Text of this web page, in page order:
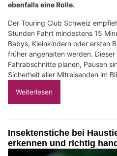
ebenfalls eine Rolle.
Der Touring Club Schweiz
Stunden Fahrt mindestens 15
Babys, Kleinkindern oder ersten
früher angehalten werden.
Fahrabschnitte planen, Pausen
Sicherheit aller Mitreisenden im
Weiterlesen
Insektenstiche bei
erkennen und richtig